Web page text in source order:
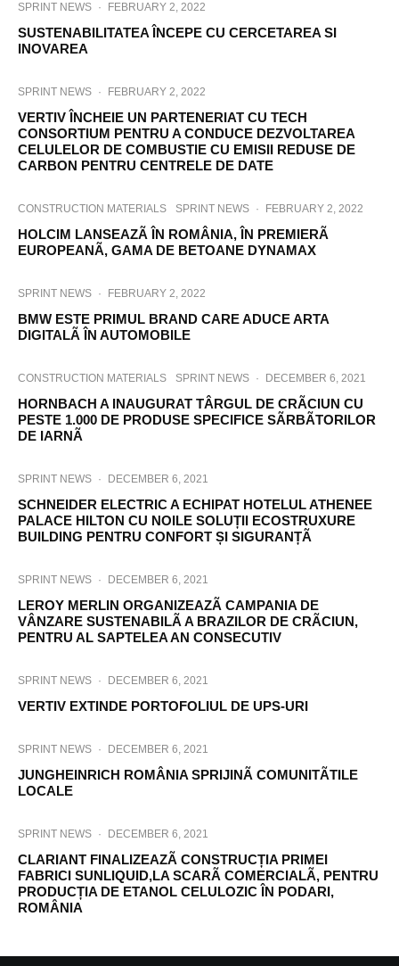
SPRINT NEWS · FEBRUARY 2, 2022
SUSTENABILITATEA ÎNCEPE CU CERCETAREA SI
INOVAREA
SPRINT NEWS · FEBRUARY 2, 2022
VERTIV ÎNCHEIE UN PARTENERIAT CU TECH
CONSORTIUM PENTRU A CONDUCE DEZVOLTAREA
CELULELOR DE COMBUSTIE CU EMISII REDUSE DE
CARBON PENTRU CENTRELE DE DATE
CONSTRUCTION MATERIALS SPRINT NEWS · FEBRUARY 2, 2022
HOLCIM LANSEAZÃ ÎN ROMÂNIA, ÎN PREMIERÃ
EUROPEANÃ, GAMA DE BETOANE DYNAMAX
SPRINT NEWS · FEBRUARY 2, 2022
BMW ESTE PRIMUL BRAND CARE ADUCE ARTA
DIGITALÃ ÎN AUTOMOBILE
CONSTRUCTION MATERIALS SPRINT NEWS · DECEMBER 6, 2021
HORNBACH A INAUGURAT TÂRGUL DE CRÃCIUN CU
PESTE 1.000 DE PRODUSE SPECIFICE SÃRBÃTORILOR
DE IARNÃ
SPRINT NEWS · DECEMBER 6, 2021
SCHNEIDER ELECTRIC A ECHIPAT HOTELUL ATHENEE
PALACE HILTON CU NOILE SOLUȚII ECOSTRUXURE
BUILDING PENTRU CONFORT ȘI SIGURANȚÃ
SPRINT NEWS · DECEMBER 6, 2021
LEROY MERLIN ORGANIZEAZÃ CAMPANIA DE
VÂNZARE SUSTENABILÃ A BRAZILOR DE CRÃCIUN,
PENTRU AL SAPTELEA AN CONSECUTIV
SPRINT NEWS · DECEMBER 6, 2021
VERTIV EXTINDE PORTOFOLIUL DE UPS-URI
SPRINT NEWS · DECEMBER 6, 2021
JUNGHEINRICH ROMÂNIA SPRIJINÃ COMUNITÃTILE
LOCALE
SPRINT NEWS · DECEMBER 6, 2021
CLARIANT FINALIZEAZÃ CONSTRUCȚIA PRIMEI
FABRICI SUNLIQUID,LA SCARÃ COMERCIALÃ, PENTRU
PRODUCȚIA DE ETANOL CELULOZIC ÎN PODARI,
ROMÂNIA